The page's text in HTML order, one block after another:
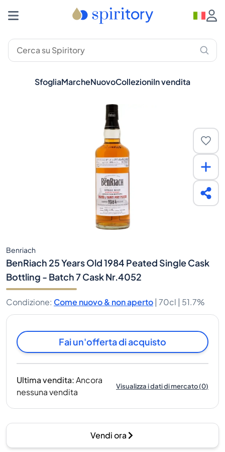
SfogliaMarcheNuovoCollezioniIn vendita
Benriach
BenRiach 25 Years Old 1984 Peated Single Cask
Bottling - Batch 7 Cask Nr.4052
Condizione: Come nuovo & non aperto | 70cl | 51.7%
Fai un'offerta di acquisto
Ultima vendita:Ancora
nessuna vendita
Visualizza i dati di mercato(0)
Vendi ora